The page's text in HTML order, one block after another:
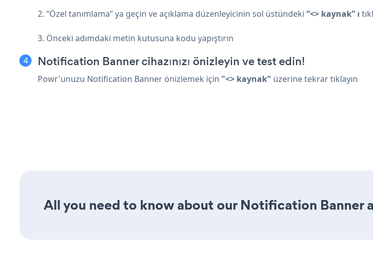
2. “Özel tanımlama” ya geçin ve açıklama düzenleyicinin sol üstündeki “<> kaynak” ı
3. Önceki adımdaki metin kutusuna kodu yapıştırın
Notification Banner cihazınızı önizleyin ve test edin!
Powr'unuzu Notification Banner önizlemek için "<> kaynak" üzerine tekrar tıklayın
All you need to know about our Notification Banner